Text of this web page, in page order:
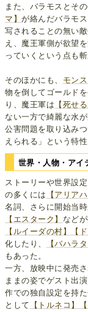
また、バラモスとそ
マ】が絡んだバラモ
写されることの無い
え、魔王軍側が欲望
っていくという点も斬
そのほかにも、 モン
物を倒してゴールド
り、魔王軍は 【死せる
ない一方で綺麗な水
公害問題を取り込み
えられる」という特
世界・人物・ア
ストーリーや世界設
の多くには
【アリアハ
名詞、さらに開始当
【エスターク】 など
【ルイーダの村】
【
化したり、
【バハラタ
もあった。
一方、放映中に発売
ままの姿でゲスト出
作での独自設定を持
として
【トルネコ】